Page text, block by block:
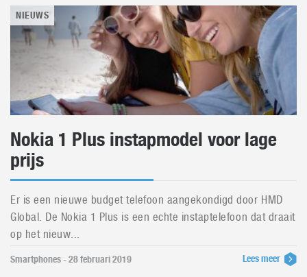
NIEUWS
Nokia 1 Plus instapmodel voor lage
prijs
Er is een nieuwe budget telefoon aangekondigd door HMD
Global. De Nokia 1 Plus is een echte instaptelefoon dat draait
op het nieuw...
Smartphones - 28 februari 2019 Lees meer